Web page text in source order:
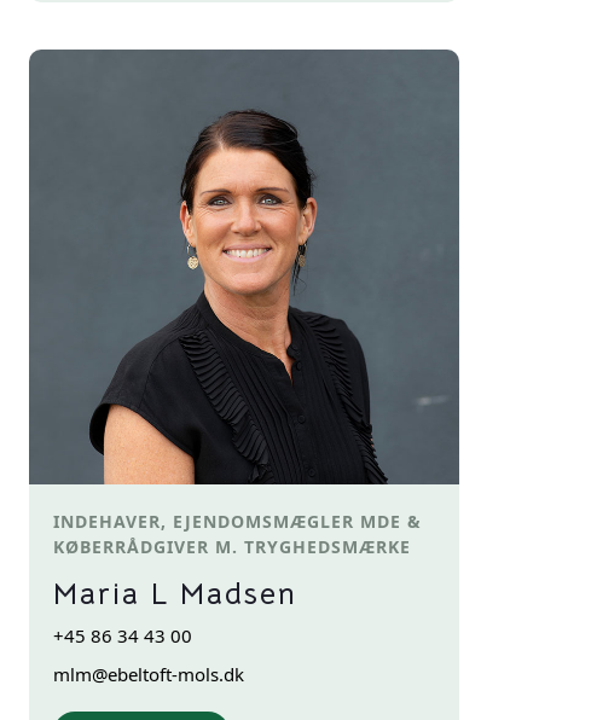
INDEHAVER, EJENDOMSMÆGLER MDE &
KØBERRÅDGIVER M. TRYGHEDSMÆRKE
Maria L Madsen
+45 86 34 43 00
mlm@ebeltoft-mols.dk